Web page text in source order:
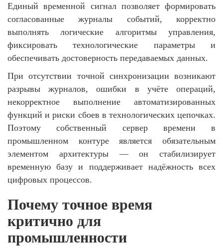
Единый временной сигнал позволяет формировать
согласованные журналы событий, корректно
выполнять логические алгоритмы управления,
фиксировать технологические параметры и
обеспечивать достоверность передаваемых данных.
При отсутствии точной синхронизации возникают
разрывы журналов, ошибки в учёте операций,
некорректное выполнение автоматизированных
функций и риски сбоев в технологических цепочках.
Поэтому собственный сервер времени в
промышленном контуре является обязательным
элементом архитектуры — он стабилизирует
временную базу и поддерживает надёжность всех
цифровых процессов.
Почему точное время
критично для
промышленности